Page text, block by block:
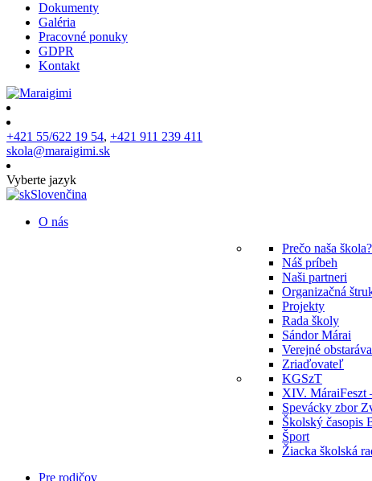
Dokumenty
Galéria
Pracovné ponuky
GDPR
Kontakt
+421 55/622 19 54, +421 911 239 411
skola@maraigimi.sk
Vyberte jazyk
Slovenčina
O nás
Prečo naša škola?
Náš príbeh
Naši partneri
Organizačná
Projekty
Rada školy
Sándor Márai
Verejné
Zriaďovateľ
KGSzT
XIV. MáraiFeszt
Spevácky zbor
Školský časopis
Šport
Žiacka školská
Pre rodičov